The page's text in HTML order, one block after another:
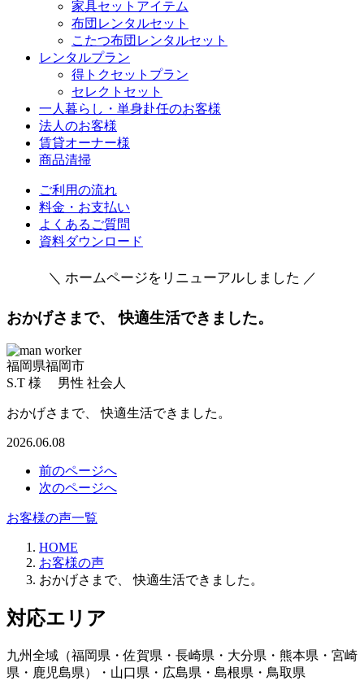
家具セットアイテム
布団レンタルセット
こたつ布団レンタルセット
レンタルプラン
得トクセットプラン
セレクトセット
一人暮らし・単身赴任のお客様
法人のお客様
賃貸オーナー様
商品清掃
ご利用の流れ
料金・お支払い
よくあるご質問
資料ダウンロード
＼ ホームページをリニューアルしました ／
おかげさまで、 快適生活できました。
福岡県福岡市
S.T 様 男性 社会人
おかげさまで、 快適生活できました。
2026.06.08
前のページへ
次のページへ
お客様の声一覧
HOME
お客様の声
おかげさまで、 快適生活できました。
対応エリア
九州全域（福岡県・佐賀県・長崎県・大分県・熊本県・宮崎
県・鹿児島県）・山口県・広島県・島根県・鳥取県